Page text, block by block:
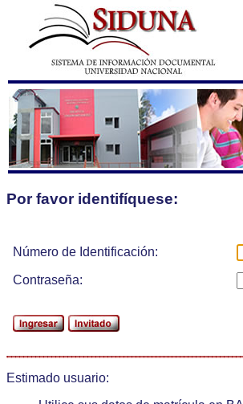
Por favor identifíquese:
Número de Identificación:
Contraseña:
Estimado usuario: